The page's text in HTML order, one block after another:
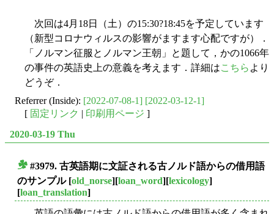
次回は4月18日（土）の15:30?18:45を予定しています
（新型コロナウィルスの影響がますます心配ですが）．
「ノルマン征服とノルマン王朝」と題して，かの1066年
の事件の英語史上の意義を考えます．詳細はこちら より
どうぞ．
Referrer (Inside): [2022-07-08-1] [2022-03-12-1]
[ 固定リンク | 印刷用ページ ]
2020-03-19 Thu
#3979. 古英語期に文証される古ノルド語からの借用語
のサンプル[old_norse][loan_word][lexicology]
[loan_translation]